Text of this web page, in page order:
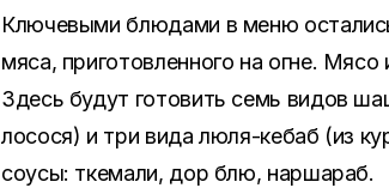
Ключевыми блюдами в меню
мяса, приготовленного на огне.
Здесь будут готовить семь видов
лосося) и три вида люля-кебаб (из
соусы: ткемали, дор блю, наршараб.